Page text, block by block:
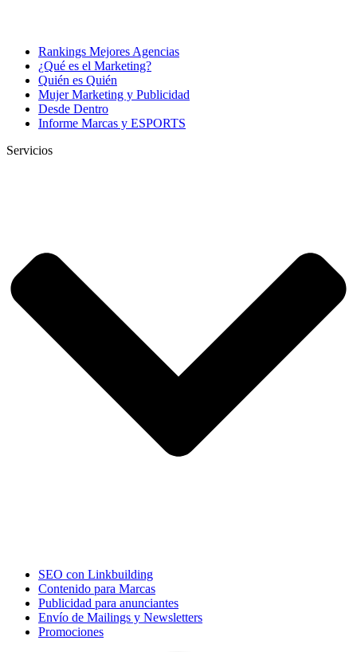
Rankings Mejores Agencias
¿Qué es el Marketing?
Quién es Quién
Mujer Marketing y Publicidad
Desde Dentro
Informe Marcas y ESPORTS
Servicios
SEO con Linkbuilding
Contenido para Marcas
Publicidad para anunciantes
Envío de Mailings y Newsletters
Promociones